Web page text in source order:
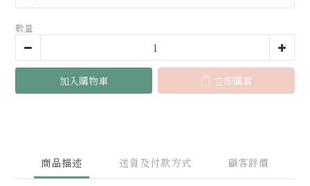
數量
加入購物車 立即購買
商品描述 送貨及付款方式 顧客評價